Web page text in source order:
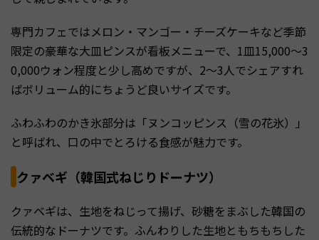
専門カフェではメロン・マンゴー・チーズケーキなど季節
限定の豪華な大皿ピンスが看板メニューで、1皿15,000〜3
0,000ウォン程度と少し高めですが、2〜3人でシェアすれ
ばボリューム的にちょうど良いサイズです。
ふわふわのかき氷部分は「ヌンコッピンス（雪の花氷）」
と呼ばれ、口の中でとろける食感が魅力です。
クァベギ（韓国式ねじりドーナツ）
クァベギは、生地をねじって揚げ、砂糖をまぶした韓国の
伝統的なドーナツです。ふんわりした生地ともちもちした